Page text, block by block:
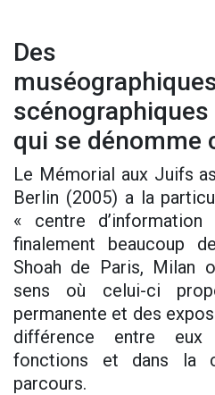
Des
qui se dénomme
Le Mémorial aux Juifs
Berlin (2005) a la
« centre
finalement beaucoup
Shoah de Paris, Milan
sens où celui-ci
permanente et des
différence entre
fonctions et dans la
parcours.